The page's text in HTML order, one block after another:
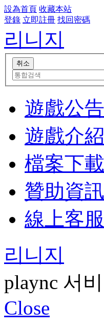
設為首頁 收藏本站
登錄 立即註冊 找回密碼
리니지
遊戲公告
遊戲介紹
檔案下載
贊助資訊
線上客服
리니지
plaync 서
Close